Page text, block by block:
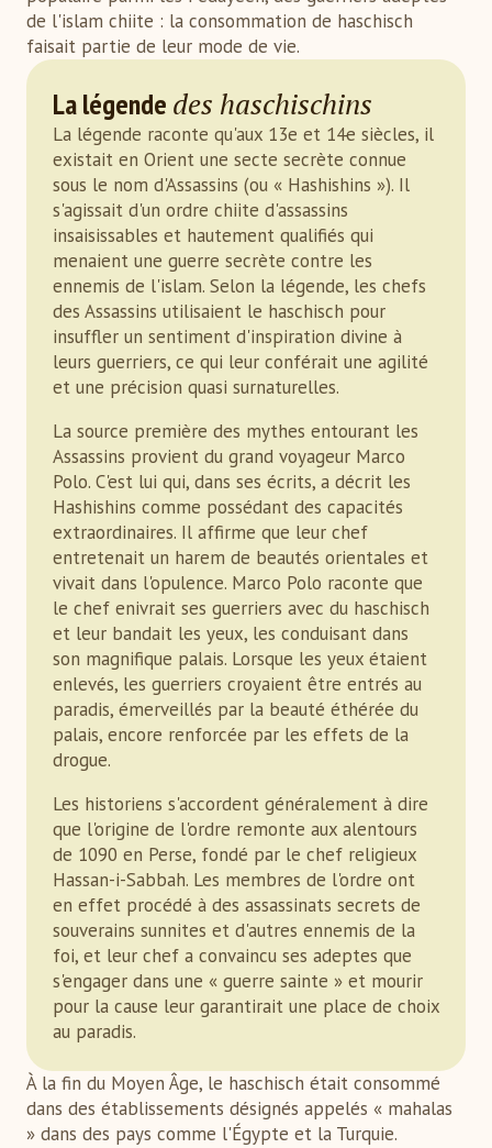
de l'islam chiite : la consommation de haschisch
faisait partie de leur mode de vie.
La légende des haschischins
La légende raconte qu'aux 13e et 14e siècles, il
existait en Orient une secte secrète connue
sous le nom d'Assassins (ou « Hashishins »). Il
s'agissait d'un ordre chiite d'assassins
insaisissables et hautement qualifiés qui
menaient une guerre secrète contre les
ennemis de l'islam. Selon la légende, les chefs
des Assassins utilisaient le haschisch pour
insuffler un sentiment d'inspiration divine à
leurs guerriers, ce qui leur conférait une agilité
et une précision quasi surnaturelles.
La source première des mythes entourant les
Assassins provient du grand voyageur Marco
Polo. C'est lui qui, dans ses écrits, a décrit les
Hashishins comme possédant des capacités
extraordinaires. Il affirme que leur chef
entretenait un harem de beautés orientales et
vivait dans l'opulence. Marco Polo raconte que
le chef enivrait ses guerriers avec du haschisch
et leur bandait les yeux, les conduisant dans
son magnifique palais. Lorsque les yeux étaient
enlevés, les guerriers croyaient être entrés au
paradis, émerveillés par la beauté éthérée du
palais, encore renforcée par les effets de la
drogue.
Les historiens s'accordent généralement à dire
que l'origine de l'ordre remonte aux alentours
de 1090 en Perse, fondé par le chef religieux
Hassan-i-Sabbah. Les membres de l'ordre ont
en effet procédé à des assassinats secrets de
souverains sunnites et d'autres ennemis de la
foi, et leur chef a convaincu ses adeptes que
s'engager dans une « guerre sainte » et mourir
pour la cause leur garantirait une place de choix
au paradis.
À la fin du Moyen Âge, le haschisch était consommé
dans des établissements désignés appelés « mahalas
» dans des pays comme l'Égypte et la Turquie.